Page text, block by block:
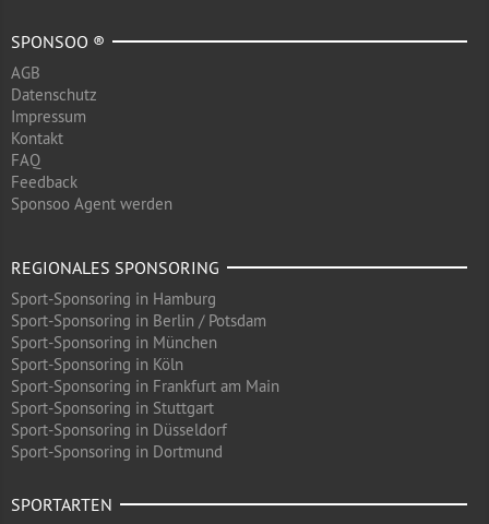
SPONSOO ®
AGB
Datenschutz
Impressum
Kontakt
FAQ
Feedback
Sponsoo Agent werden
REGIONALES SPONSORING
Sport-Sponsoring in Hamburg
Sport-Sponsoring in Berlin / Potsdam
Sport-Sponsoring in München
Sport-Sponsoring in Köln
Sport-Sponsoring in Frankfurt am Main
Sport-Sponsoring in Stuttgart
Sport-Sponsoring in Düsseldorf
Sport-Sponsoring in Dortmund
SPORTARTEN